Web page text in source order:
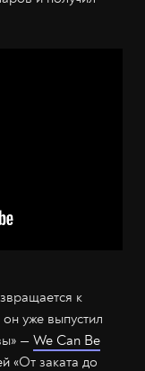
к
уже выпустил
— We Can Be
«От заката до